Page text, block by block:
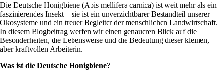
Die Deutsche Honigbiene (Apis mellifera carnica) ist weit mehr als ein
faszinierendes Insekt – sie ist ein unverzichtbarer Bestandteil unserer
Ökosysteme und ein treuer Begleiter der menschlichen Landwirtschaft.
In diesem Blogbeitrag werfen wir einen genaueren Blick auf die
Besonderheiten, die Lebensweise und die Bedeutung dieser kleinen,
aber kraftvollen Arbeiterin.
Was ist die Deutsche Honigbiene?